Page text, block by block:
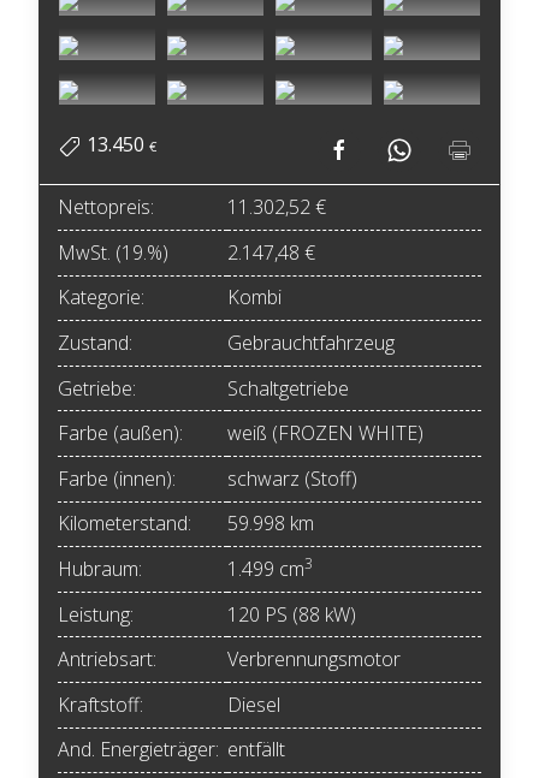
13.450 €
Nettopreis:
11.302,52 €
MwSt. (19.%)
2.147,48 €
Kategorie:
Kombi
Zustand:
Gebrauchtfahrzeug
Getriebe:
Schaltgetriebe
Farbe (außen):
weiß (FROZEN WHITE)
Farbe (innen):
schwarz (Stoff)
Kilometerstand:
59.998 km
Hubraum:
1.499 cm3
Leistung:
120 PS (88 kW)
Antriebsart:
Verbrennungsmotor
Kraftstoff:
Diesel
And. Energieträger: entfällt